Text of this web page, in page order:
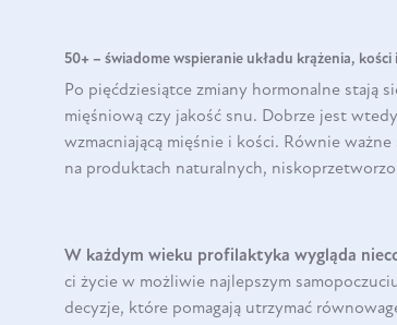
50+ – świadome wspieranie układu krążenia,
Po pięćdziesiątce zmiany hormonalne stają
mięśniową czy jakość snu. Dobrze jest
wzmacniającą mięśnie i kości. Równie
na produktach naturalnych,
W każdym wieku profilaktyka wygląda
ci życie w możliwie najlepszym
decyzje, które pomagają utrzymać